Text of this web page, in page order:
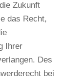
Zukunft
das Recht,
Ihrer
Des
bei